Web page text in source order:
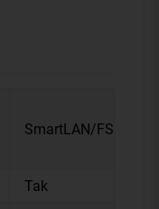
SmartLAN/FS
Tak